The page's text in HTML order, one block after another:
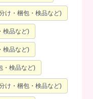
け・梱包・検品など)
検品など)
検品など)
・検品など)
け・梱包・検品など)